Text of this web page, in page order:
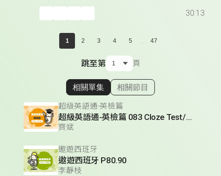
30:13
1 2 3 4 5 ... 47
跳至第 頁
顯示相關單集
相關單集 相關節目
超級英語通-英檢篇
超級英語通-英檢篇 083 Cloze Test/段落填空-13
齊斌
遨遊西班牙
遨遊西班牙 P80.90
李靜枝